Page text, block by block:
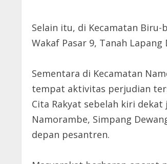
Selain itu, di Kecamatan
Wakaf Pasar 9, Tanah
Sementara di Kecamatan
tempat aktivitas perjudian
Cita Rakyat sebelah kiri
Namorambe, Simpang
depan pesantren.